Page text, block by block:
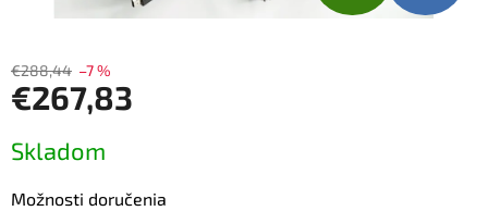
A
€288,44 –7 %
€267,83
cena:
Skladom
Možnosti doručenia